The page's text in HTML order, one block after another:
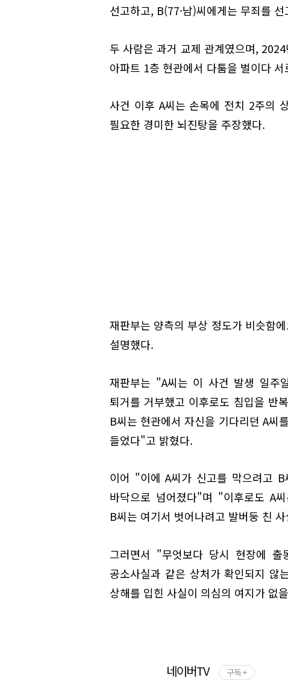
선고하고, B(77·남)씨에게는 무죄를
두 사람은 과거 교제 관계였으며,
아파트 1층 현관에서 다툼을 벌이다
사건 이후 A씨는 손목에 전치 2주의
필요한 경미한 뇌진탕을 주장했다.
재판부는 양측의 부상 정도가 비슷함
설명했다.
재판부는 "A씨는 이 사건 발생 일주
퇴거를 거부했고 이후로도 침입을 반
B씨는 현관에서 자신을 기다리던 A씨
들었다"고 밝혔다.
이어 "이에 A씨가 신고를 막으려고
바닥으로 넘어졌다"며 "이후로도 A
B씨는 여기서 벗어나려고 발버둥 친
그러면서 "무엇보다 당시 현장에 출
공소사실과 같은 상처가 확인되지 않
상해를 입힌 사실이 의심의 여지가 없
네이버TV 구독 +